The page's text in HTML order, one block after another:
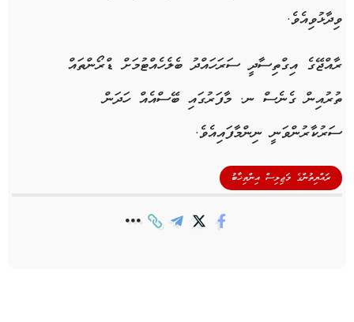
ވިދާޅުވިއެވެ.
ރާއްޖޭގެ އިގްތިސާދީ ސަރަހައްދު ބެލެހެއްޓުމަށް ޑްރޯންތައް
ތުރުއިން ގެނެސް ނ. މާފަރުގައި ބޭސްއެއް ހަދަން
ސަރުކާރުންވަނީ ނިންމާފައިއެވެ.
ރައްޔިތުންގެ މަޖިލިސް އިންތިޚާބު